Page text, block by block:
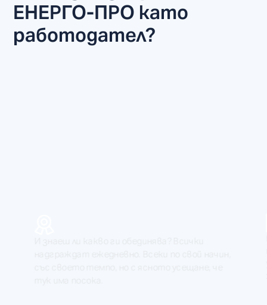
ЕНЕРГО-ПРО като
работодател?